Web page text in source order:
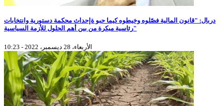
دربال: "قانون المالية فصّلوه وخيطوه كيما حبو ةإحداث محكمة دستورية وانتخابات
رئاسية مبكرة من بين أهم الحلول للأزمة السياسية"
الأربعاء، 28 ديسمبر، 2022 - 10:23